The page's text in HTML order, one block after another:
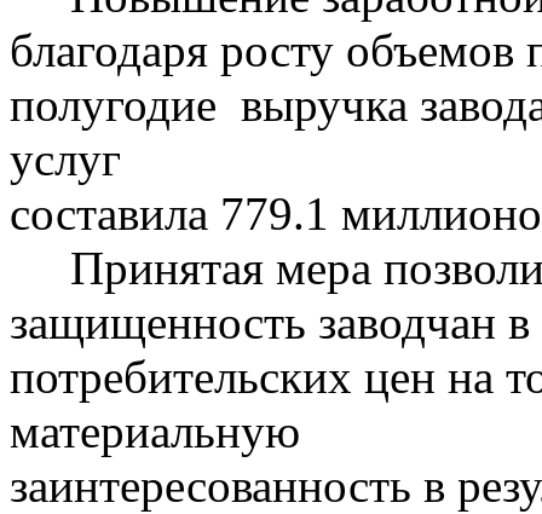
благодаря росту объемов
полугодие выручка
услуг
составила 779.1
Принятая мера
защищенность заводчан в
потребительских цен на
материальную
заинтересованность в